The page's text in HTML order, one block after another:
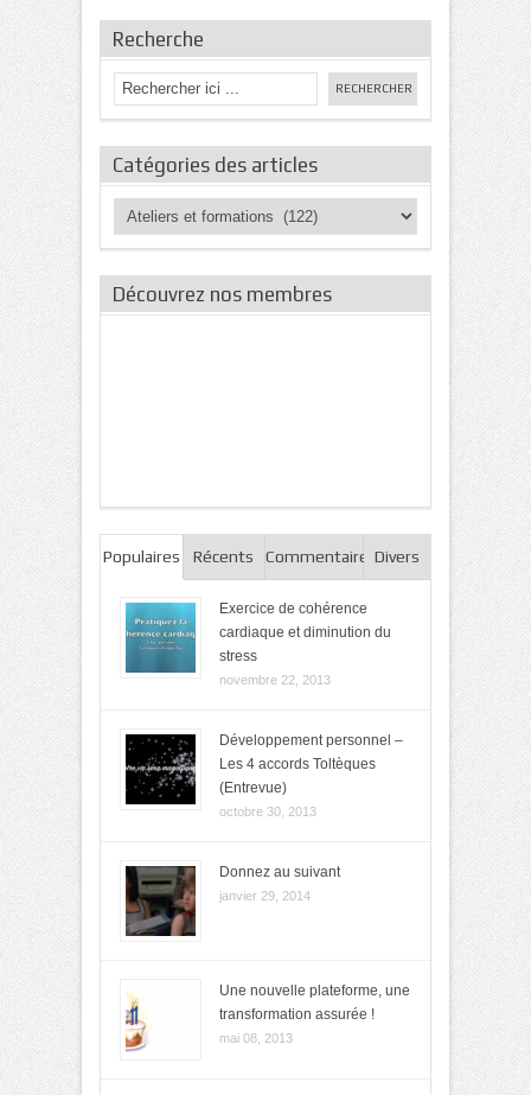
Recherche
Catégories des articles
Catégories
des
Découvrez nos membres
Populaires Récents CommentairesDivers
Exercice de cohérence
cardiaque et diminution du
stress
novembre 22, 2013
Développement personnel –
Les 4 accords Toltèques
(Entrevue)
octobre 30, 2013
Donnez au suivant
janvier 29, 2014
Une nouvelle plateforme, une
transformation assurée !
mai 08, 2013